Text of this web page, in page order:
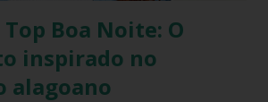
Boa Noite: O
inspirado no
alagoano